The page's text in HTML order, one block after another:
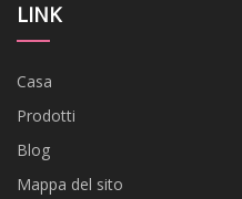
LINK
Casa
Prodotti
Blog
Mappa del sito